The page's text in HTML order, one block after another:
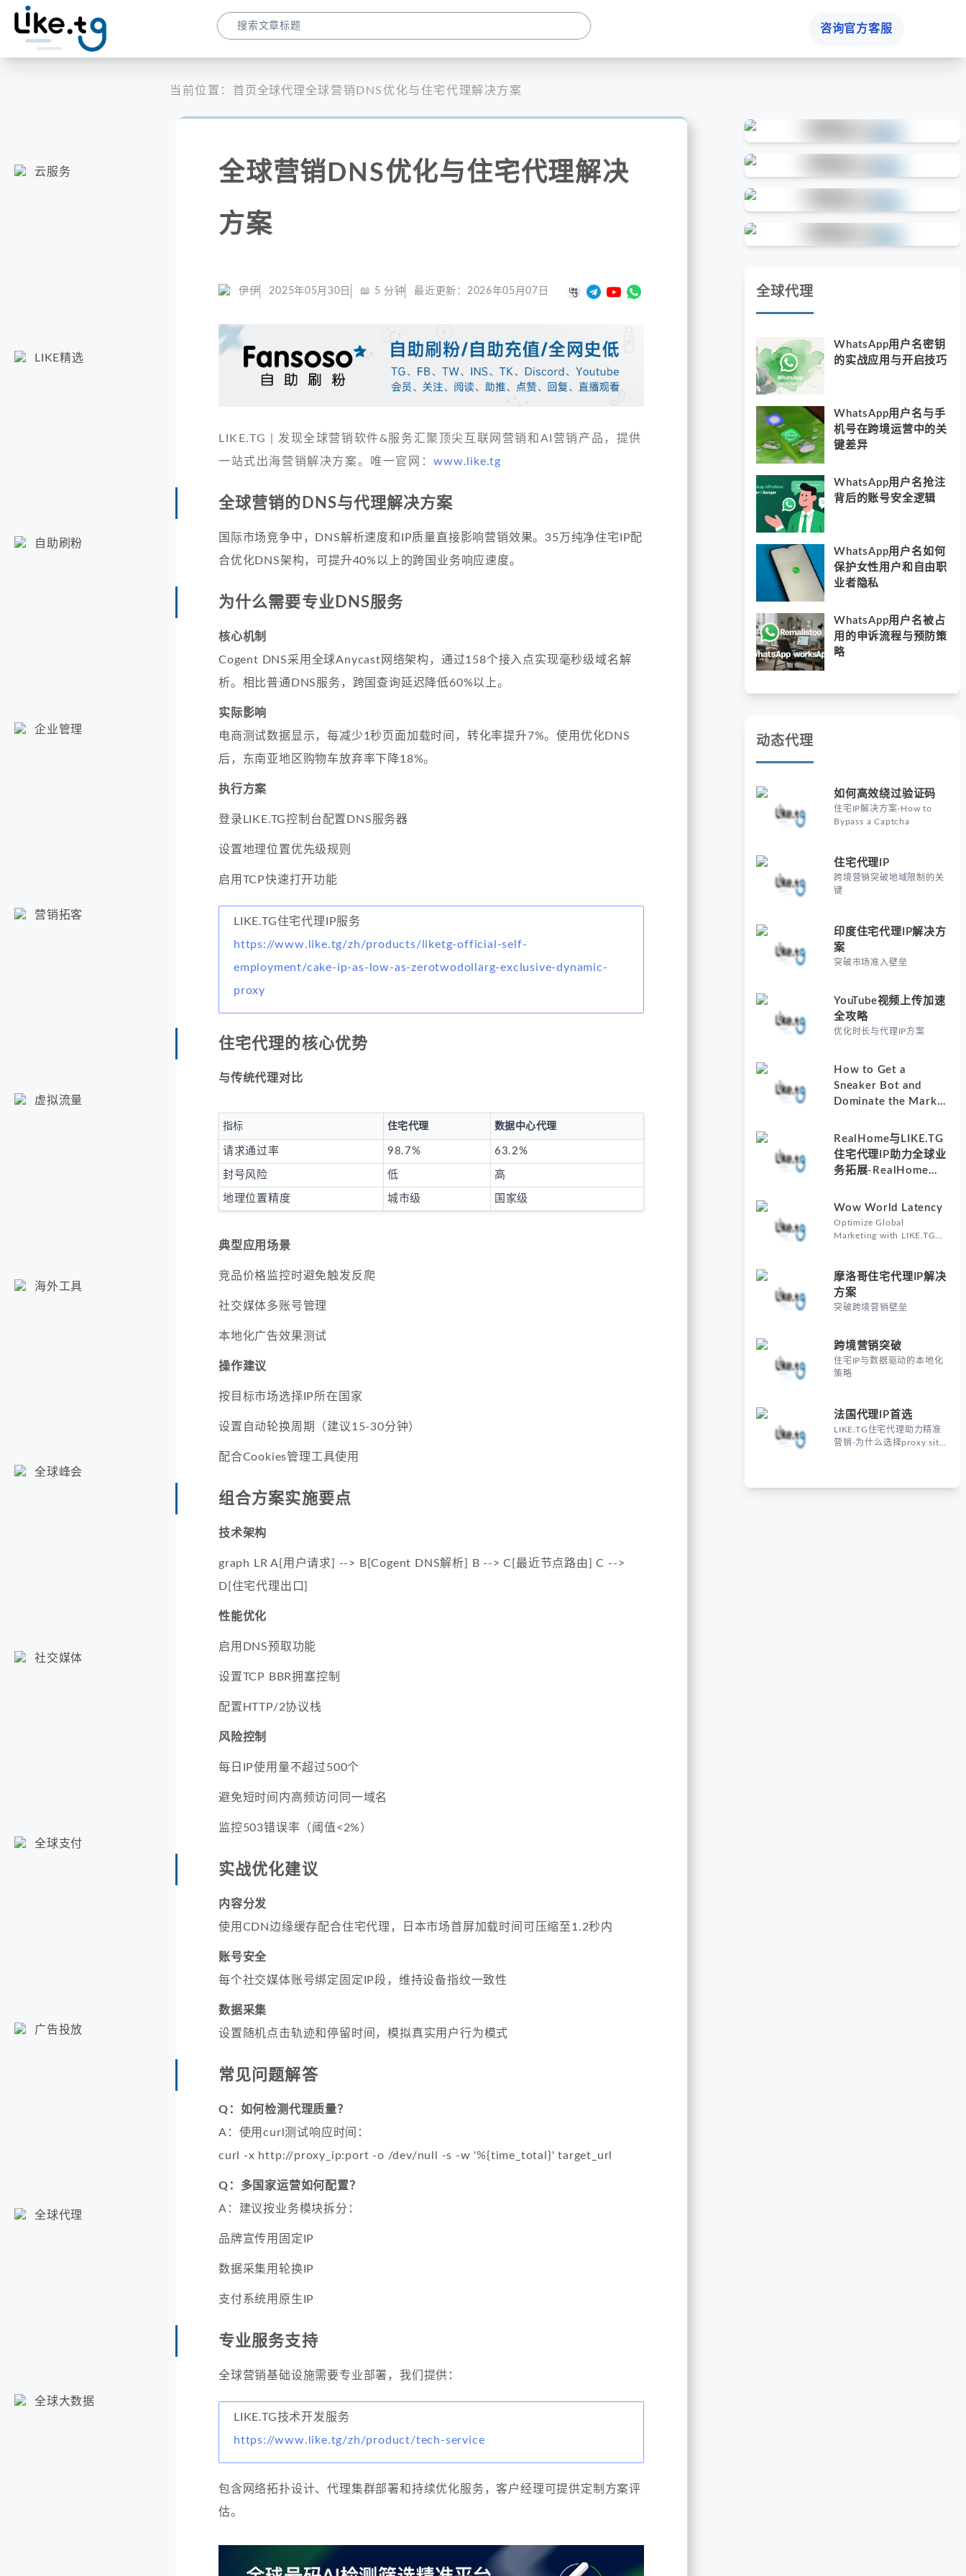
咨询官方客服
云服务
LIKE精选
自助刷粉
企业管理
营销拓客
虚拟流量
海外工具
全球峰会
社交媒体
全球支付
广告投放
全球代理
全球大数据
当前位置： 首页全球代理全球营销DNS优化与住宅代理解决方案
全球营销DNS优化与住宅代理解决
方案
伊伊 2025年05月30日 📖 5 分钟 最近更新： 2026年05月07日
LIKE.TG | 发现全球营销软件&服务汇聚顶尖互联网营销和AI营销产品，提供
一站式出海营销解决方案。唯一官网：www.like.tg
全球营销的DNS与代理解决方案
国际市场竞争中，DNS解析速度和IP质量直接影响营销效果。35万纯净住宅IP配
合优化DNS架构，可提升40%以上的跨国业务响应速度。
为什么需要专业DNS服务
核心机制
Cogent DNS采用全球Anycast网络架构，通过158个接入点实现毫秒级域名解
析。相比普通DNS服务，跨国查询延迟降低60%以上。
实际影响
电商测试数据显示，每减少1秒页面加载时间，转化率提升7%。使用优化DNS
后，东南亚地区购物车放弃率下降18%。
执行方案
登录LIKE.TG控制台配置DNS服务器
设置地理位置优先级规则
启用TCP快速打开功能
LIKE.TG住宅代理IP服务
https://www.like.tg/zh/products/liketg-official-self-
employment/cake-ip-as-low-as-zerotwodollarg-exclusive-dynamic-
proxy
住宅代理的核心优势
与传统代理对比
指标 住宅代理 数据中心代理
请求通过率 98.7% 63.2%
封号风险 低 高
地理位置精度 城市级 国家级
典型应用场景
竞品价格监控时避免触发反爬
社交媒体多账号管理
本地化广告效果测试
操作建议
按目标市场选择IP所在国家
设置自动轮换周期（建议15-30分钟）
配合Cookies管理工具使用
组合方案实施要点
技术架构
graph LR A[用户请求] --> B[Cogent DNS解析] B --> C[最近节点路由] C -->
D[住宅代理出口]
性能优化
启用DNS预取功能
设置TCP BBR拥塞控制
配置HTTP/2协议栈
风险控制
每日IP使用量不超过500个
避免短时间内高频访问同一域名
监控503错误率（阈值<2%）
实战优化建议
内容分发
使用CDN边缘缓存配合住宅代理，日本市场首屏加载时间可压缩至1.2秒内
账号安全
每个社交媒体账号绑定固定IP段，维持设备指纹一致性
数据采集
设置随机点击轨迹和停留时间，模拟真实用户行为模式
常见问题解答
Q：如何检测代理质量？
A：使用curl测试响应时间：
curl -x http://proxy_ip:port -o /dev/null -s -w '%{time_total}' target_url
Q：多国家运营如何配置？
A：建议按业务模块拆分：
品牌宣传用固定IP
数据采集用轮换IP
支付系统用原生IP
专业服务支持
全球营销基础设施需要专业部署，我们提供：
LIKE.TG技术开发服务
https://www.like.tg/zh/product/tech-service
包含网络拓扑设计、代理集群部署和持续优化服务，客户经理可提供定制方案评
估。
全球代理
WhatsApp用户名密钥
的实战应用与开启技巧
WhatsApp用户名与手
机号在跨境运营中的关
键差异
WhatsApp用户名抢注
背后的账号安全逻辑
WhatsApp用户名如何
保护女性用户和自由职
业者隐私
WhatsApp用户名被占
用的申诉流程与预防策
略
动态代理
如何高效绕过验证码
住宅IP解决方案-How to
Bypass a Captcha
住宅代理IP
跨境营销突破地域限制的关
键
印度住宅代理IP解决方
案
突破市场准入壁垒
YouTube视频上传加速
全攻略
优化时长与代理IP方案
How to Get a
Sneaker Bot and
Dominate the Market
Proxies-Why
Understanding How
to Get a Sneaker Bot
RealHome与LIKE.TG
住宅代理IP助力全球业
务拓展-RealHome
Solutions Inc的核心价
值
Wow World Latency
Optimize Global
Marketing with LIKE.TG
Marketing
摩洛哥住宅代理IP解决
方案
突破跨境营销壁垒
跨境营销突破
住宅IP与数据驱动的本地化
策略
法国代理IP首选
LIKE.TG住宅代理助力精准
营销-为什么选择proxy site